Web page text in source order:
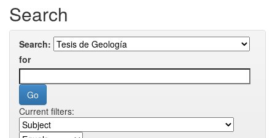
Search
Search:
for
Current filters: